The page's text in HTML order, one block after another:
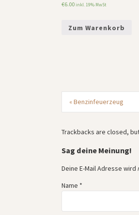
€6.00 inkl. 19% MwSt
Zum Warenkorb
«Benzinfeuerzeug
Trackbacks are closed,
Sag deine Meinung!
Deine E-Mail Adresse wird
Name *